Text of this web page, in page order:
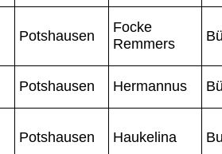
Potshausen
Focke
Remmers
Potshausen Hermannus
Potshausen Haukelina